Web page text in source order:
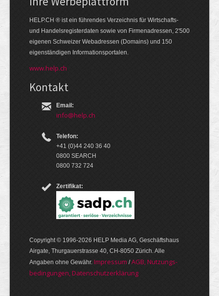
HELP.CH ® ist ein führendes Ver­zeich­nis für Wirt­schafts-
und Handels­register­daten so­wie von Firmen­adressen, 2'500
eige­nen Schweizer Web­adressen (Domains) und 150
eigen­ständigen Infor­mations­por­talen.
www.help.ch
Kontakt
Email:
info@help.ch
Telefon:
+41 (0)44 240 36 40
0800 SEARCH
0800 732 724
Zertifikat:
Copyright © 1996-2026 HELP Media AG, Geschäftshaus
Airgate, Thurgauer­strasse 40, CH-8050 Zürich. Alle
Angaben ohne Gewähr. Im­pres­sum /AGB, Nut­zungs­
bedin­gungen, Daten­schutz­er­klärung